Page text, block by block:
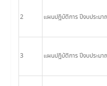
2 แผนปฎิบัติการ ปีงบประม
3 แผนปฎิบัติการ ปีงบประม